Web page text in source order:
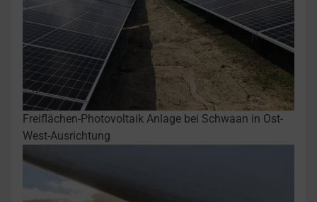
Freiflächen-Photovoltaik Anlage bei Schwaan in Ost-
West-Ausrichtung